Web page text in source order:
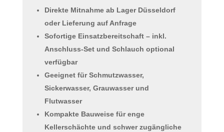
Direkte Mitnahme ab Lager Düsseldorf
oder Lieferung auf Anfrage
Sofortige Einsatzbereitschaft– inkl.
Anschluss-Set und Schlauch optional
verfügbar
Geeignet fürSchmutzwasser,
Sickerwasser, Grauwasser und
Flutwasser
Kompakte Bauweise für enge
Kellerschächte und schwer zugängliche